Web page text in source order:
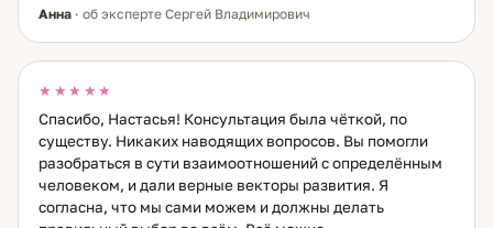
Анна · об эксперте Сергей Владимирович
★★★★★
Спасибо, Настасья! Консультация была чёткой, по
существу. Никаких наводящих вопросов. Вы помогли
разобраться в сути взаимоотношений с определённым
человеком, и дали верные векторы развития. Я
согласна, что мы сами можем и должны делать